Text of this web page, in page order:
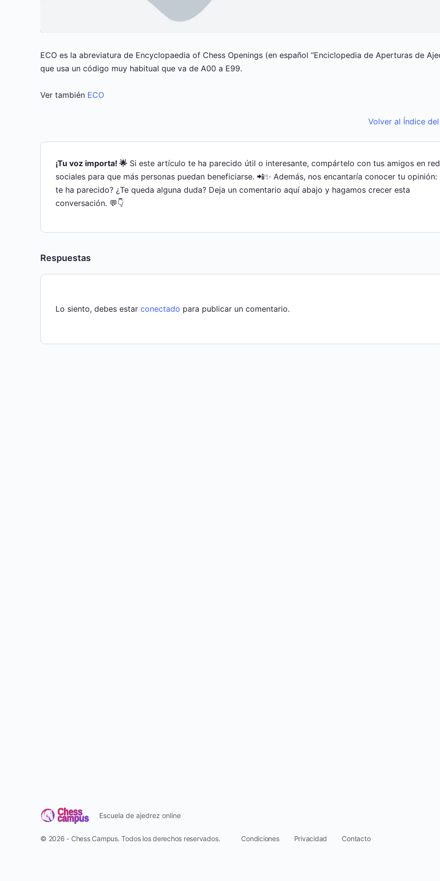
ECO es la abreviatura de Encyclopaedia of Chess Openings (en español “Enciclopedia de Aperturas de
que usa un código muy habitual que va de A00 a E99.
Ver también ECO
Volver al Índice
¡Tu voz importa! 🌟 Si este artículo te ha parecido útil o interesante, compártelo con tus amigos en
sociales para que más personas puedan beneficiarse. 📲✨ Además, nos encantaría conocer tu opinión:
te ha parecido? ¿Te queda alguna duda? Deja un comentario aquí abajo y hagamos crecer esta
conversación. 💬👇
Respuestas
Lo siento, debes estar conectado para publicar un comentario.
Escuela de ajedrez online
© 2026 - Chess Campus. Todos los derechos reservados. Condiciones Privacidad Contacto